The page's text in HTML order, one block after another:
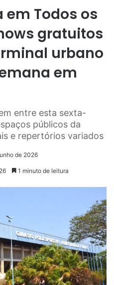
em Todos os
gratuitos
urbano
em
entre esta sexta-
públicos da
e repertórios variados
de 2026
1 minuto de leitura